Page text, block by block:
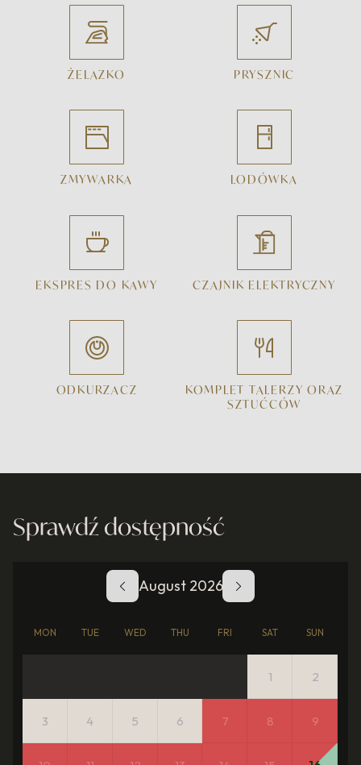
ŻELAZKO PRYSZNIC
ZMYWARKA LODÓWKA
EKSPRES DO KAWY CZAJNIK ELEKTRYCZNY
ODKURZACZ
KOMPLET TALERZY ORAZ
SZTUĆCÓW
Sprawdź dostępność